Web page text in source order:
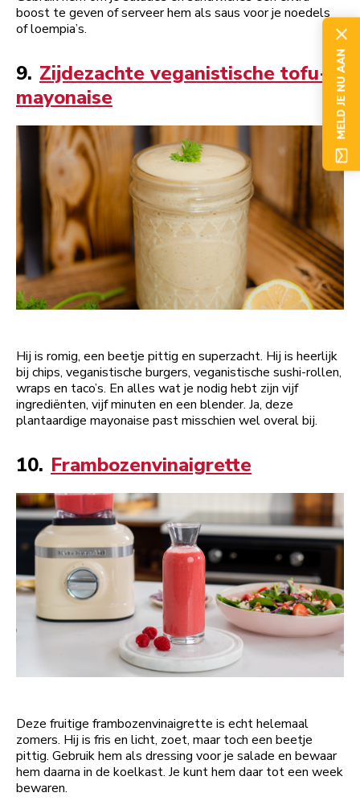
boost te geven of serveer hem als saus voor je noedels
of loempia’s.
9. Zijdezachte veganistische tofu-
mayonaise
Hij is romig, een beetje pittig en superzacht. Hij is heerlijk
bij chips, veganistische burgers, veganistische sushi-rollen,
wraps en taco’s. En alles wat je nodig hebt zijn vijf
ingrediënten, vijf minuten en een blender. Ja, deze
plantaardige mayonaise past misschien wel overal bij.
10. Frambozenvinaigrette
Deze fruitige frambozenvinaigrette is echt helemaal
zomers. Hij is fris en licht, zoet, maar toch een beetje
pittig. Gebruik hem als dressing voor je salade en bewaar
hem daarna in de koelkast. Je kunt hem daar tot een week
bewaren.
MELD JE NU AAN